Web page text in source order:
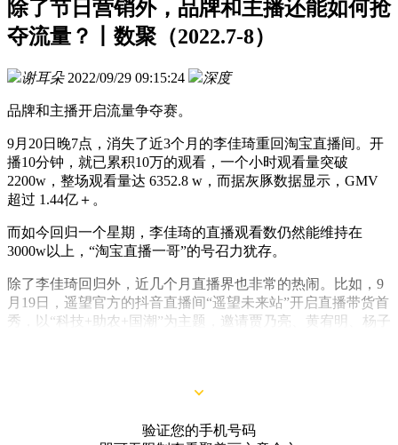
除了节日营销外，品牌和主播还能如何抢
夺流量？丨数聚（2022.7-8）
谢耳朵 2022/09/29 09:15:24 深度
品牌和主播开启流量争夺赛。
9月20日晚7点，消失了近3个月的李佳琦重回淘宝直播间。开
播10分钟，就已累积10万的观看，一个小时观看量突破
2200w，整场观看量达 6352.8 w，而据灰豚数据显示，GMV
超过 1.44亿＋。
而如今回归一个星期，李佳琦的直播观看数仍然能维持在
3000w以上，“淘宝直播一哥”的号召力犹存。
除了李佳琦回归外，近几个月直播界也非常的热闹。比如，9
月19日，遥望官方的抖音直播间“遥望未来站”开启直播带货首
秀，以“科技+助农+国潮”为主题，邀请贾乃亮、黄宥明、杨子
验证您的手机号码